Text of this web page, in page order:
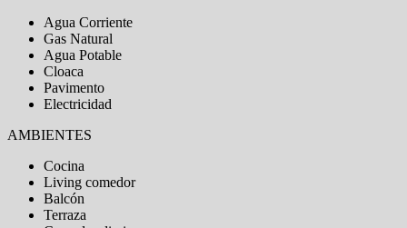
Agua Corriente
Gas Natural
Agua Potable
Cloaca
Pavimento
Electricidad
AMBIENTES
Cocina
Living comedor
Balcón
Terraza